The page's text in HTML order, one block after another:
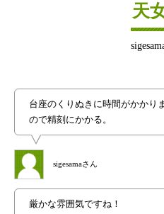
天
sigesamaさん
台座のくりぬきに時間がかかり
ので精刻にかかる。
厳かな雰囲気ですね！